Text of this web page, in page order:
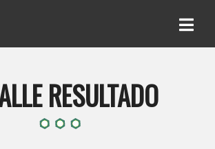
RESULTADO